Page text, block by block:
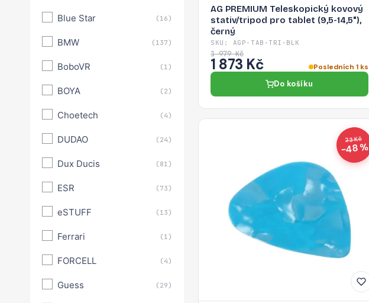
Blue Star (16)
BMW (137)
BoboVR (1)
BOYA (2)
Choetech (4)
DUDAO (24)
Dux Ducis (81)
ESR (73)
eSTUFF (13)
Ferrari (1)
FORCELL (4)
Guess (29)
AG PREMIUM Teleskopický kovový
stativ/tripod pro tablet (9,5-14,5"),
černý
SKU: AGP-TAB-TRI-BLK
1 979 Kč
1 873 Kč Posledních 1 ks
Do košíku
23 Kč
−48 %